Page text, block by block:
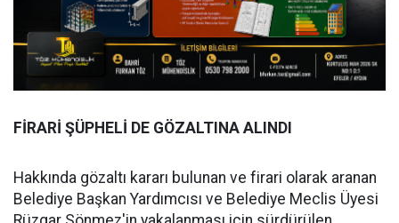
FİRARİ ŞÜPHELİ DE GÖZALTINA ALINDI
Hakkında gözaltı kararı bulunan ve firari olarak aranan
Belediye Başkan Yardımcısı ve Belediye Meclis Üyesi